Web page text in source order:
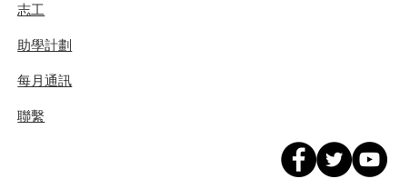
志工
助學計劃
每月通訊
聯繫